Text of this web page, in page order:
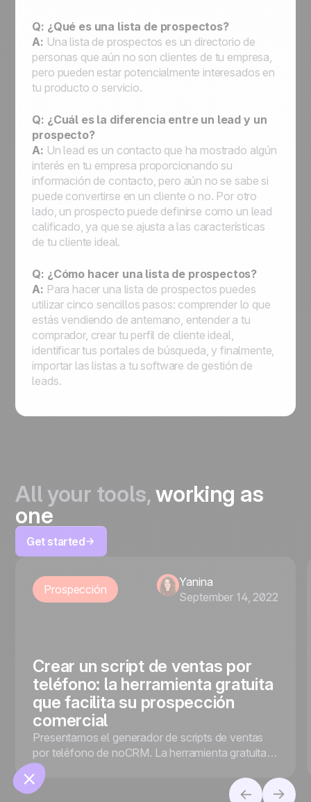
Q: ¿Qué es una lista de prospectos?
A: Una lista de prospectos es un directorio de
personas que aún no son clientes de tu empresa,
pero pueden estar potencialmente interesados en
tu producto o servicio.
Q: ¿Cuál es la diferencia entre un lead y un
prospecto?
A: Un lead es un contacto que ha mostrado algún
interés en tu empresa proporcionando su
información de contacto, pero aún no se sabe si
puede convertirse en un cliente o no. Por otro
lado, un prospecto puede definirse como un lead
calificado, ya que se ajusta a las características
de tu cliente ideal.
Q: ¿Cómo hacer una lista de prospectos?
A: Para hacer una lista de prospectos puedes
utilizar cinco sencillos pasos: comprender lo que
estás vendiendo de antemano, entender a tu
comprador, crear tu perfil de cliente ideal,
identificar tus portales de búsqueda, y finalmente,
importar las listas a tu software de gestión de
leads.
All your tools,working as
one
Get started
Prospección
Yanina
September 14, 2022
Crear un script de ventas por
teléfono: la herramienta gratuita
que facilita su prospección
comercial
Presentamos el generador de scripts de ventas
por teléfono de noCRM. La herramienta gratuita
que facilita la prospección de ventas